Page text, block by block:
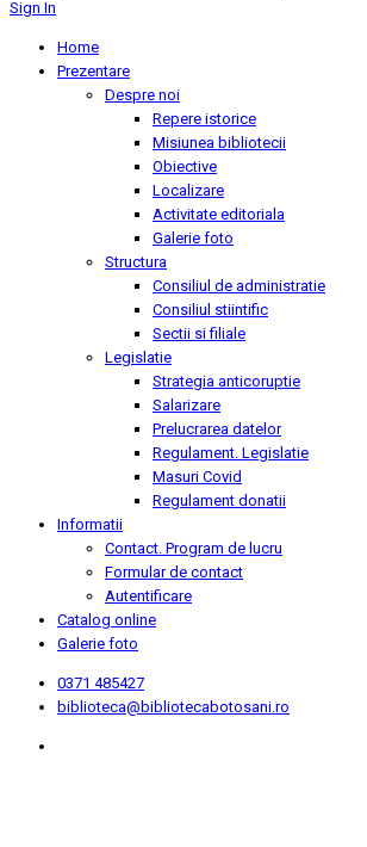
Sign In
Home
Prezentare
Despre noi
Repere istorice
Misiunea bibliotecii
Obiective
Localizare
Activitate editoriala
Galerie foto
Structura
Consiliul de administratie
Consiliul stiintific
Sectii si filiale
Legislatie
Strategia anticoruptie
Salarizare
Prelucrarea datelor
Regulament. Legislatie
Masuri Covid
Regulament donatii
Informatii
Contact. Program de lucru
Formular de contact
Autentificare
Catalog online
Galerie foto
0371 485427
biblioteca@bibliotecabotosani.ro